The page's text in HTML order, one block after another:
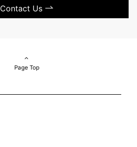
Contact Us
Page Top